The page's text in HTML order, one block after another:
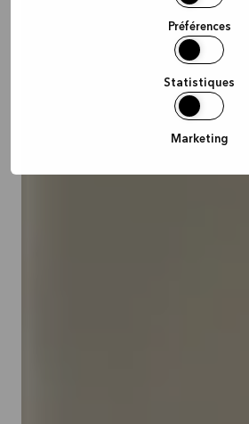
Préférences
Statistiques
Marketing